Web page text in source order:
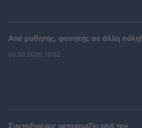
Από μαθητής, φοιτητής σε άλλη πόλη!
06.08.2026, 10:52